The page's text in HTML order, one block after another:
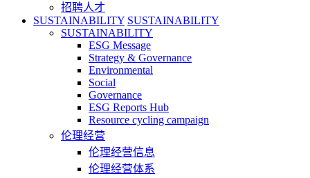
招聘人才
SUSTAINABILITY SUSTAINABILITY
SUSTAINABILITY
ESG Message
Strategy & Governance
Environmental
Social
Governance
ESG Reports Hub
Resource cycling campaign
伦理经营
伦理经营信息
伦理经营体系